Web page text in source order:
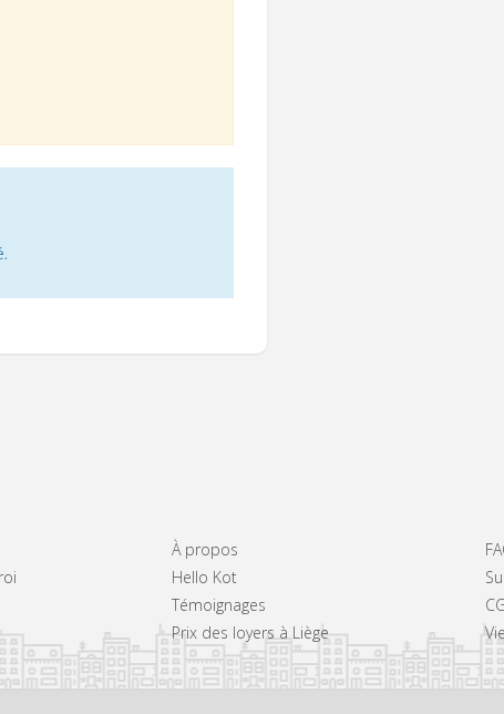
À propos
Hello Kot
Témoignages
Prix des loyers à Liège